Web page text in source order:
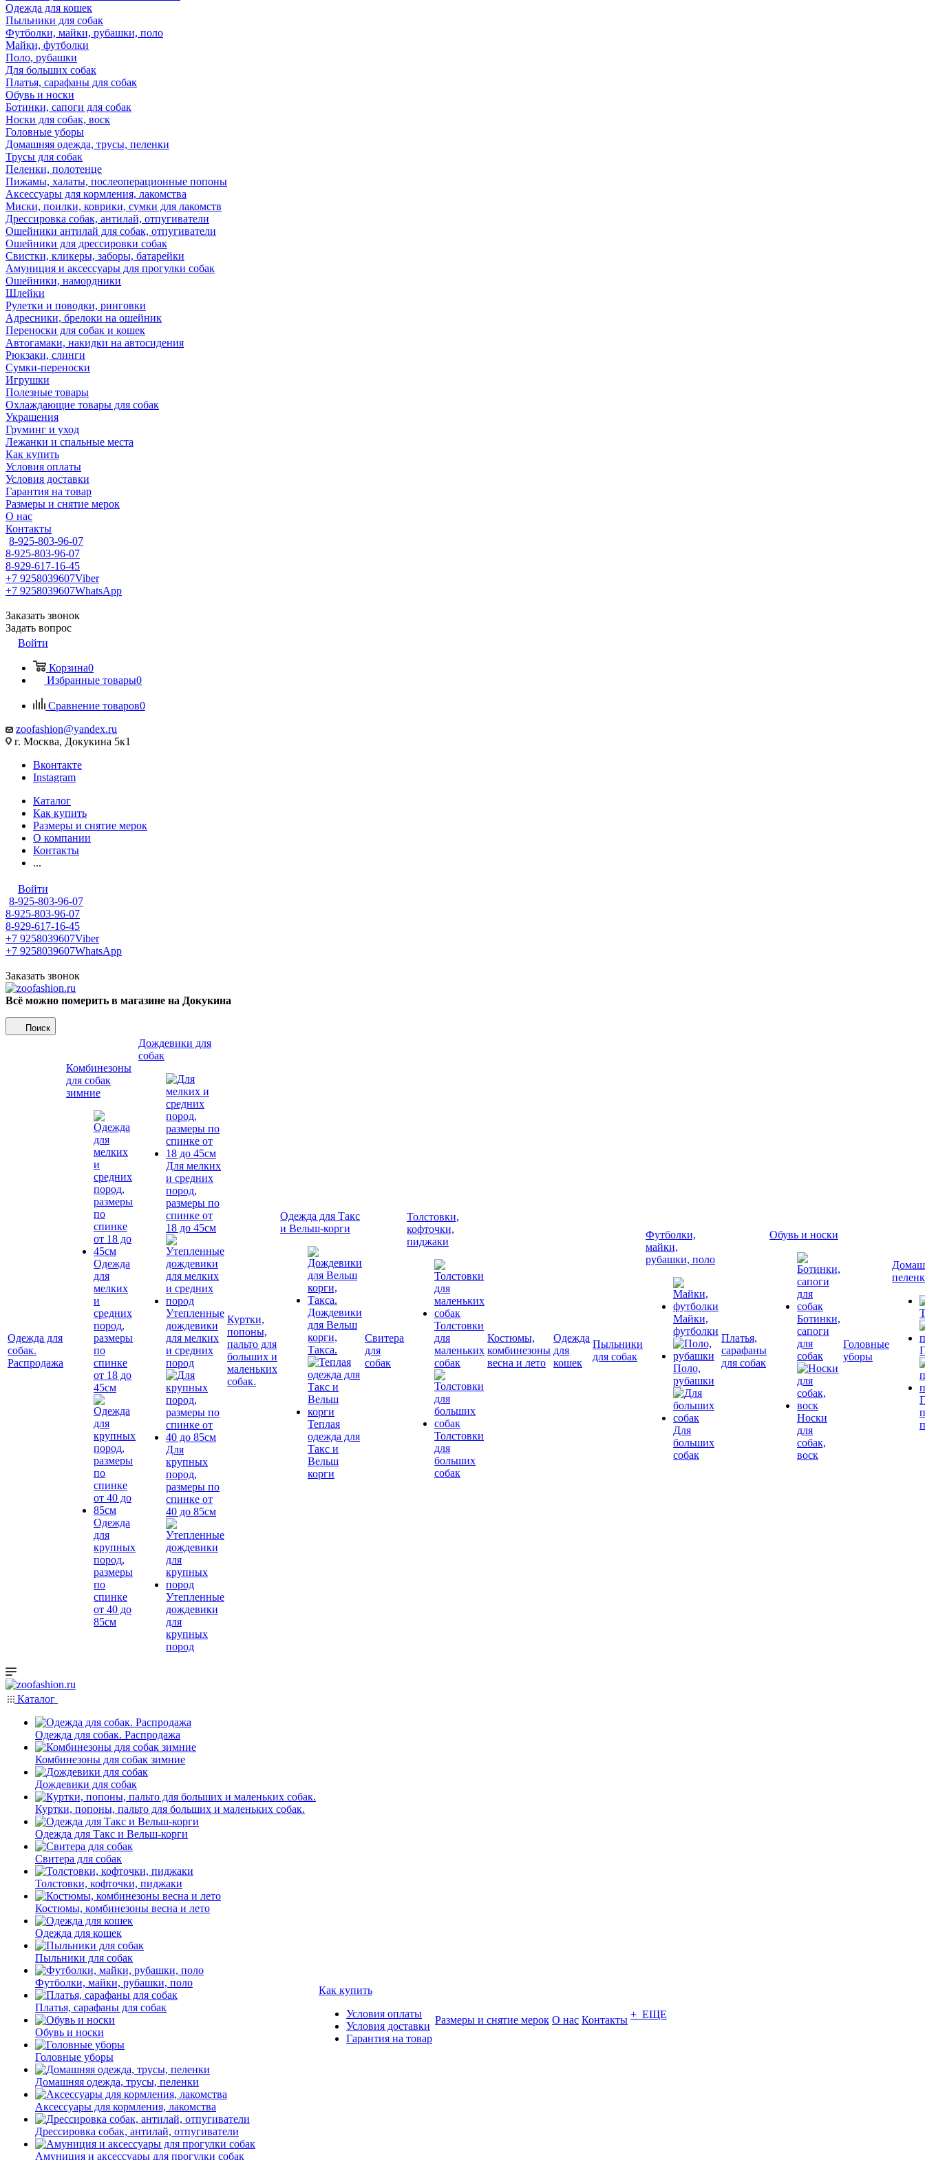
Одежда для кошек
Пыльники для собак
Футболки, майки, рубашки, поло
Майки, футболки
Поло, рубашки
Для больших собак
Платья, сарафаны для собак
Обувь и носки
Ботинки, сапоги для собак
Носки для собак, воск
Головные уборы
Домашняя одежда, трусы, пеленки
Трусы для собак
Пеленки, полотенце
Пижамы, халаты, послеоперационные попоны
Аксессуары для кормления, лакомства
Миски, поилки, коврики, сумки для лакомств
Дрессировка собак, антилай, отпугиватели
Ошейники антилай для собак, отпугиватели
Ошейники для дрессировки собак
Свистки, кликеры, заборы, батарейки
Амуниция и аксессуары для прогулки собак
Ошейники, намордники
Шлейки
Рулетки и поводки, ринговки
Адресники, брелоки на ошейник
Переноски для собак и кошек
Автогамаки, накидки на автосидения
Рюкзаки, слинги
Сумки-переноски
Игрушки
Полезные товары
Охлаждающие товары для собак
Украшения
Груминг и уход
Лежанки и спальные места
Как купить
Условия оплаты
Условия доставки
Гарантия на товар
Размеры и снятие мерок
О нас
Контакты
8-925-803-96-07
8-925-803-96-07
8-929-617-16-45
+7 9258039607Viber
+7 9258039607WhatsApp
Заказать звонок
Задать вопрос
Войти
Корзина0
Избранные товары0
Сравнение товаров0
zoofashion@yandex.ru
г. Москва, Докукина 5к1
Вконтакте
Instagram
Каталог
Как купить
Размеры и снятие мерок
О компании
Контакты
...
Войти
8-925-803-96-07
8-925-803-96-07
8-929-617-16-45
+7 9258039607Viber
+7 9258039607WhatsApp
Заказать звонок
Всё можно померить в магазине на Докукина
Поиск
Одежда для
собак.
Распродажа
Комбинезоны
для собак
зимние
Одежда
для
мелких
и
средних
пород,
размеры
по
спинке
от 18 до
45см
Одежда
для
крупных
пород,
размеры
по
спинке
от 40 до
85см
Дождевики для
собак
Для мелких
и средних
пород,
размеры по
спинке от
18 до 45см
Утепленные
дождевики
для мелких
и средних
пород
Для
крупных
пород,
размеры по
спинке от
40 до 85см
Утепленные
дождевики
для
крупных
пород
Куртки,
попоны,
пальто для
больших и
маленьких
собак.
Одежда для Такс
и Вельш-корги
Дождевики
для Вельш
корги,
Такса.
Теплая
одежда для
Такс и
Вельш
корги
Свитера
для
собак
Толстовки,
кофточки,
пиджаки
Толстовки
для
маленьких
собак
Толстовки
для
больших
собак
Костюмы,
комбинезоны
весна и лето
Одежда
для
кошек
Пыльники
для собак
Футболки,
майки,
рубашки, поло
Майки,
футболки
Поло,
рубашки
Для
больших
собак
Платья,
сарафаны
для собак
Обувь и носки
Ботинки,
сапоги
для
собак
Носки
для
собак,
воск
Головные
уборы
Каталог
Одежда для собак. Распродажа
Комбинезоны для собак зимние
Дождевики для собак
Куртки, попоны, пальто для больших и маленьких собак.
Одежда для Такс и Вельш-корги
Свитера для собак
Толстовки, кофточки, пиджаки
Костюмы, комбинезоны весна и лето
Одежда для кошек
Пыльники для собак
Футболки, майки, рубашки, поло
Платья, сарафаны для собак
Обувь и носки
Головные уборы
Домашняя одежда, трусы, пеленки
Аксессуары для кормления, лакомства
Дрессировка собак, антилай, отпугиватели
Амуниция и аксессуары для прогулки собак
Как купить
Условия оплаты
Условия доставки
Гарантия на товар
Размеры и снятие мерок О нас Контакты + ЕЩЕ